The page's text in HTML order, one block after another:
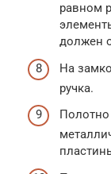
равном
должен
На
ручка.